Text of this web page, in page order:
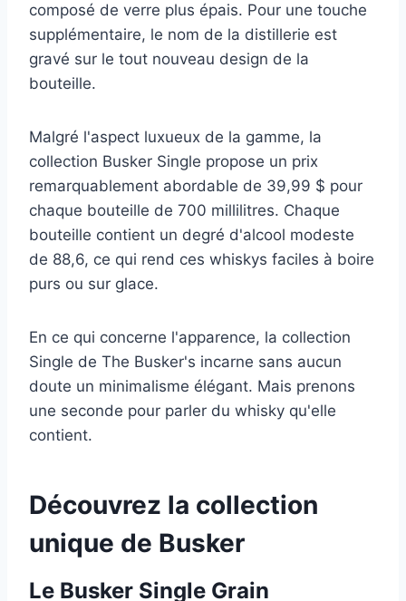
composé de verre plus épais. Pour une touche
supplémentaire, le nom de la distillerie est
gravé sur le tout nouveau design de la
bouteille.
Malgré l'aspect luxueux de la gamme, la
collection Busker Single propose un prix
remarquablement abordable de 39,99 $ pour
chaque bouteille de 700 millilitres. Chaque
bouteille contient un degré d'alcool modeste
de 88,6, ce qui rend ces whiskys faciles à boire
purs ou sur glace.
En ce qui concerne l'apparence, la collection
Single de The Busker's incarne sans aucun
doute un minimalisme élégant. Mais prenons
une seconde pour parler du whisky qu'elle
contient.
Découvrez la collection
unique de Busker
Le Busker Single Grain